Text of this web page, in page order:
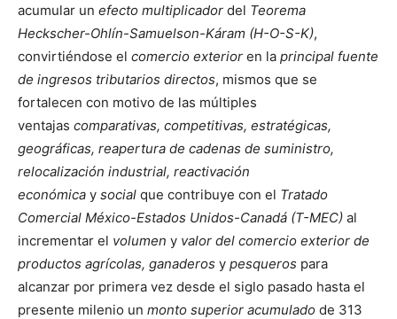
acumular un efecto multiplicador del Teorema
Heckscher-Ohlín-Samuelson-Káram (H-O-S-K),
convirtiéndose el comercio exterior en la principal fuente
de ingresos tributarios directos, mismos que se
fortalecen con motivo de las múltiples
ventajas comparativas, competitivas, estratégicas,
geográficas, reapertura de cadenas de suministro,
relocalización industrial, reactivación
económica y social que contribuye con el Tratado
Comercial México-Estados Unidos-Canadá (T-MEC) al
incrementar el volumen y valor del comercio exterior de
productos agrícolas, ganaderos y pesqueros para
alcanzar por primera vez desde el siglo pasado hasta el
presente milenio un monto superior acumulado de 313